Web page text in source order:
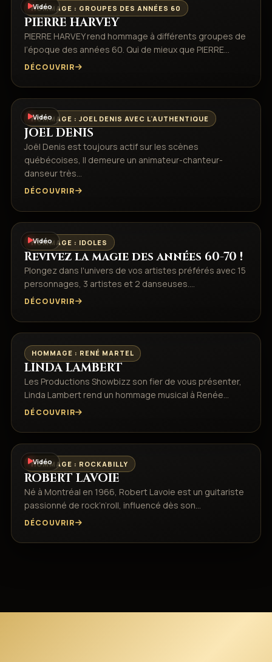
Vidéo
HOMMAGE : GROUPES DES ANNÉES 60
PIERRE HARVEY
PIERRE HARVEY rend hommage à différents groupes de
l’époque des années 60. Qui de mieux que PIERRE…
DÉCOUVRIR
Vidéo
HOMMAGE : JOEL DENIS AVEC L'AUTHENTIQUE
JOEL DENIS
Joël Denis est toujours actif sur les scènes
québécoises, Il demeure un animateur-chanteur-
danseur très…
DÉCOUVRIR
Vidéo
HOMMAGE : IDOLES
Revivez la magie des années 60-70 !
Plongez dans l'univers de vos artistes préférés avec 15
personnages, 3 artistes et 2 danseuses.…
DÉCOUVRIR
HOMMAGE : RENÉ MARTEL
LINDA LAMBERT
Les Productions Showbizz son fier de vous présenter,
Linda Lambert rend un hommage musical à Renée…
DÉCOUVRIR
Vidéo
HOMMAGE : ROCKABILLY
ROBERT LAVOIE
Né à Montréal en 1966, Robert Lavoie est un guitariste
passionné de rock’n’roll, influencé dès son…
DÉCOUVRIR